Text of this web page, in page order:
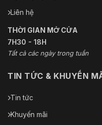
Liên hệ
THỜI GIAN MỞ CỬA
7H30 - 18H
Tất cả các ngày trong tuần
TIN TỨC & KHUYẾN
Tin tức
Khuyến mãi